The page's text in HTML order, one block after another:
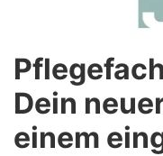
Dein
einem